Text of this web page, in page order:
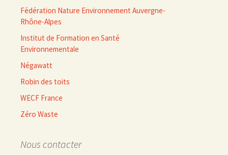
Fédération Nature Environnement Auvergne-
Rhône-Alpes
Institut de Formation en Santé
Environnementale
Négawatt
Robin des toits
WECF France
Zéro Waste
Nous contacter